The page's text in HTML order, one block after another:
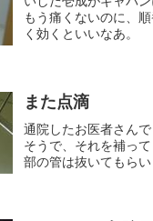
もう痛くないのに、
く効くといいなあ。
また点滴
通院したお医者さん
そうで、それを補っ
部の管は抜いてもらい